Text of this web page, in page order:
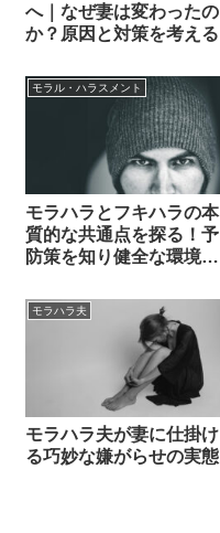
へ｜なぜ妻は変わったの
か？原因と対策を考える
モラル・ハラスメント
モラハラとフキハラの本
質的な共通点を探る！予
防策を知り健全な環境を
モラハラ夫
モラハラ夫が妻に仕掛け
る巧妙な嫌がらせの実態